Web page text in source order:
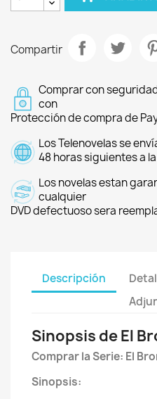
Compartir
Comprar con
con
Protección de compra de
Los Telenovelas se
48 horas siguientes a
Los novelas estan
cualquier
DVD defectuoso sera
Descripción
Sinopsis de El
Comprar la Serie: El
Sinopsis: